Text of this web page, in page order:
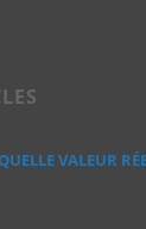
VALEUR